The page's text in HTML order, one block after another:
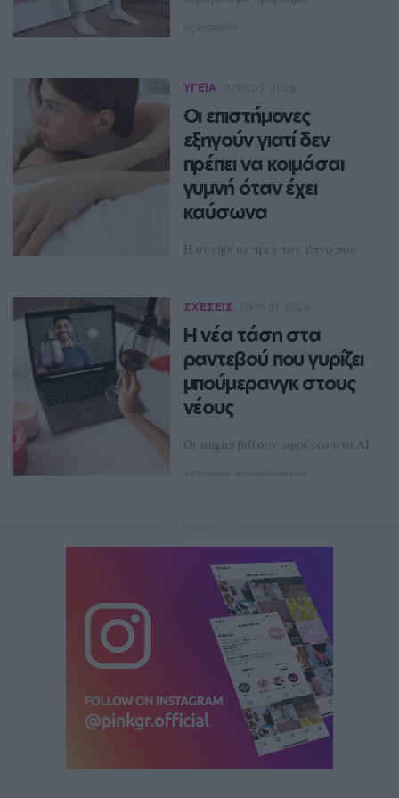
ΥΓΕΊΑ
Οι επιστήμονες
εξηγούν γιατί δεν
πρέπει να κοιμάσαι
γυμνή όταν έχει
καύσωνα
Η συνήθεια πριν τον ύπνο που
ΔΈΣΠΟΙΝΑ ΠΟΛΥΧΡΟΝΊΔΟΥ
ΣΧΈΣΕΙΣ
Η νέα τάση στα
ραντεβού που γυρίζει
μπούμερανγκ στους
νέους
Οι singles βάζουν «φρένο» στο AI